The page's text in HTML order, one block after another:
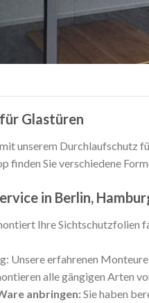
Glastüren
unserem Durchlaufschutz
finden Sie verschiedene
in Berlin,
Ihre Sichtschutzfolien
Unsere erfahrenen
alle gängigen Arten
anbringen:Sie haben